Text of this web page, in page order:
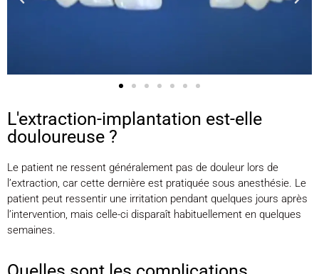
L'extraction-implantation est-elle
douloureuse ?
Le patient ne ressent généralement pas de douleur lors de
l’extraction, car cette dernière est pratiquée sous anesthésie. Le
patient peut ressentir une irritation pendant quelques jours après
l’intervention, mais celle-ci disparaît habituellement en quelques
semaines.